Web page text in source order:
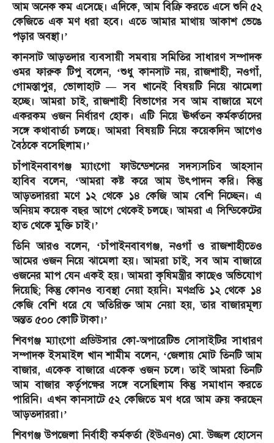
আম অনেক কম এসেছে। এদিকে, আম বিক্রি করতে এসে শুনি ৫২
কেজিতে এক মণ ধরা হবে। এতে আমার মাথায় আকাশ ভেঙে
পড়ার অবস্থা।’
কানসাট আড়তদার ব্যবসায়ী সমবায় সমিতির সাধারণ সম্পাদক
ওমর ফারুক টিপু বলেন, ‘শুধু কানসাট নয়, রাজশাহী, নওগাঁ,
গোমস্তাপুর, ভোলাহাট — সব খানেই বিষয়টি নিয়ে ঝামেলা
হচ্ছে। আমরা চাই, রাজশাহী বিভাগের সব আম বাজারে মণে
একরকম ওজন নির্ধারণ হোক। এটি নিয়ে ঊর্ধ্বতন কর্মকর্তাদের
সঙ্গে কথাবার্তা চলছে। আমরা বিষয়টি নিয়ে কয়েকদিন আগেও
বৈঠকে বসেছিলাম।’
চাঁপাইনবাবগঞ্জ ম্যাংগো ফাউন্ডেশনের সদস্যসচিব আহসান
হাবিব বলেন, ‘আমরা কষ্ট করে আম উৎপাদন করি। কিন্তু
আড়তদাররা মণে ১২ থেকে ১৪ কেজি আম বেশি নিচ্ছেন। এ
অনিয়ম কয়েক বছর আগে থেকেই চলছে। আমরা এ সিন্ডিকেটের
হাত থেকে মুক্তি চাই।’
তিনি আরও বলেন, ‘চাঁপাইনবাবগঞ্জ, নওগাঁ ও রাজশাহীতেও
আমের ওজন নিয়ে ঝামেলা হয়। আমরা চাই, সব আম বাজারে
ওজনের মাপ যেন একই হয়। আমরা কৃষিমন্ত্রীর কাছেও অভিযোগ
দিয়েছি; কিন্তু কোনও ব্যবস্থা নেয়া হয়নি। মণপ্রতি ১২ থেকে ১৪
কেজি বেশি ধরে যে অতিরিক্ত আম নেয়া হয়, তার বাজারমূল্য
অন্তত ৫০০ কোটি টাকা।’
শিবগঞ্জ ম্যাংগো প্রডিউসার কো-অপারেটিভ সোসাইটির সাধারণ
সম্পাদক ইসমাইল খান শামীম বলেন, ‘জেলায় মোট তিনটি আম
বাজার, একেক বাজারে একেক ওজন চলে। তাই আমরা তিনটি
আম বাজার কর্তৃপক্ষের সঙ্গে বসেছিলাম কিন্তু সমাধান করতে
পারিনি। এখন কানসাটে ৫২ কেজিতে মণ ধরে আম ক্রয় করছেন
আড়তদাররা।’
শিবগঞ্জ উপজেলা নির্বাহী কর্মকর্তা (ইউএনও) মো. উজ্জল হোসেন